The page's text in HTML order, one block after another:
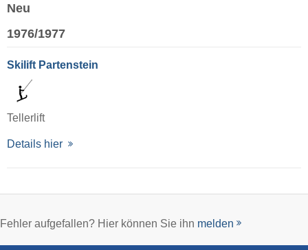
Neu
1976/1977
Skilift Partenstein
Tellerlift
Details hier
Fehler aufgefallen? Hier können Sie ihn melden